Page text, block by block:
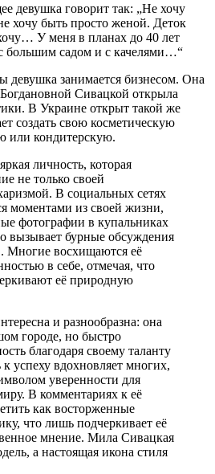
девушка говорит так: „Не хочу
хочу быть просто женой. Деток
У меня в планах до 40 лет
большим садом и с качелями…“
девушка занимается бизнесом. Она
Сивацкой открыла
В Украине открыт такой же
создать свою косметическую
или кондитерскую.
личность, которая
не только своей
В социальных сетях
моментами из своей жизни,
фотографии в купальниках
вызывает бурные обсуждения
Многие восхищаются её
в себе, отмечая, что
её природную
и разнообразна: она
городе, но быстро
благодаря своему таланту
к успеху вдохновляет многих,
уверенности для
В комментариях к её
как восторженные
что лишь подчеркивает её
мнение. Мила Сивацкая
а настоящая икона стиля